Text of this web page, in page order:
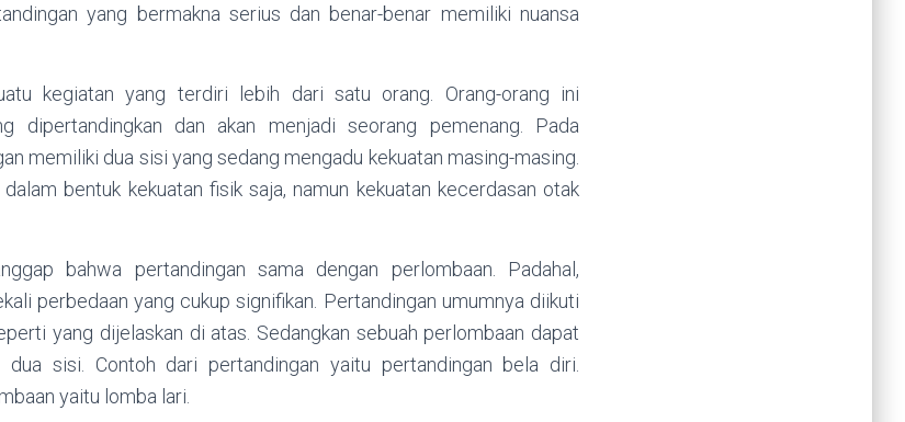
yang bermakna serius dan benar-benar memiliki nuansa
kegiatan yang terdiri lebih dari satu orang. Orang-orang ini
dipertandingkan dan akan menjadi seorang pemenang. Pada
memiliki dua sisi yang sedang mengadu kekuatan masing-masing.
bentuk kekuatan fisik saja, namun kekuatan kecerdasan otak
bahwa pertandingan sama dengan perlombaan. Padahal,
perbedaan yang cukup signifikan. Pertandingan umumnya diikuti
yang dijelaskan di atas. Sedangkan sebuah perlombaan dapat
dua sisi. Contoh dari pertandingan yaitu pertandingan bela diri.
yaitu lomba lari.